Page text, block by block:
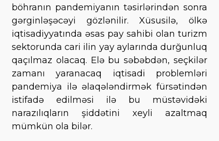
böhranın pandemiyanın təsirlərindən sonra
gərginləşəcəyi gözlənilir. Xüsusilə, ölkə
iqtisadiyyatında əsas pay sahibi olan turizm
sektorunda cari ilin yay aylarında durğunluq
qaçılmaz olacaq. Elə bu səbəbdən, seçkilər
zamanı yaranacaq iqtisadi problemləri
pandemiya ilə əlaqələndirmək fürsətindən
istifadə edilməsi ilə bu müstəvidəki
narazılıqların şiddətini xeyli azaltmaq
mümkün ola bilər.